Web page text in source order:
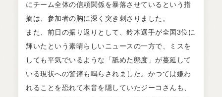
にチーム全体の信頼関係を暴落させているという指
摘は、参加者の胸に深く突き刺さりました。
また、前日の振り返りとして、鈴木選手が全国3位に
輝いたという素晴らしいニュースの一方で、ミスを
しても平気でいるような「舐めた態度」が蔓延して
いる現状への警鐘も鳴らされました。かつては嫌わ
れることを恐れて本音を隠していたジーコさんも、